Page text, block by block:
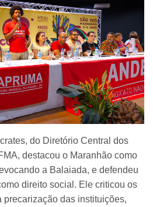
do Diretório Central dos
destacou o Maranhão como
a Balaiada, e defendeu
direito social. Ele criticou os
precarização das instituições,